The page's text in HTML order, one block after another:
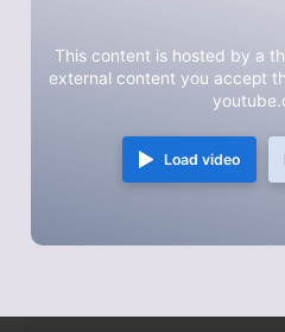
This content is hosted by a
external content you accept
Load video